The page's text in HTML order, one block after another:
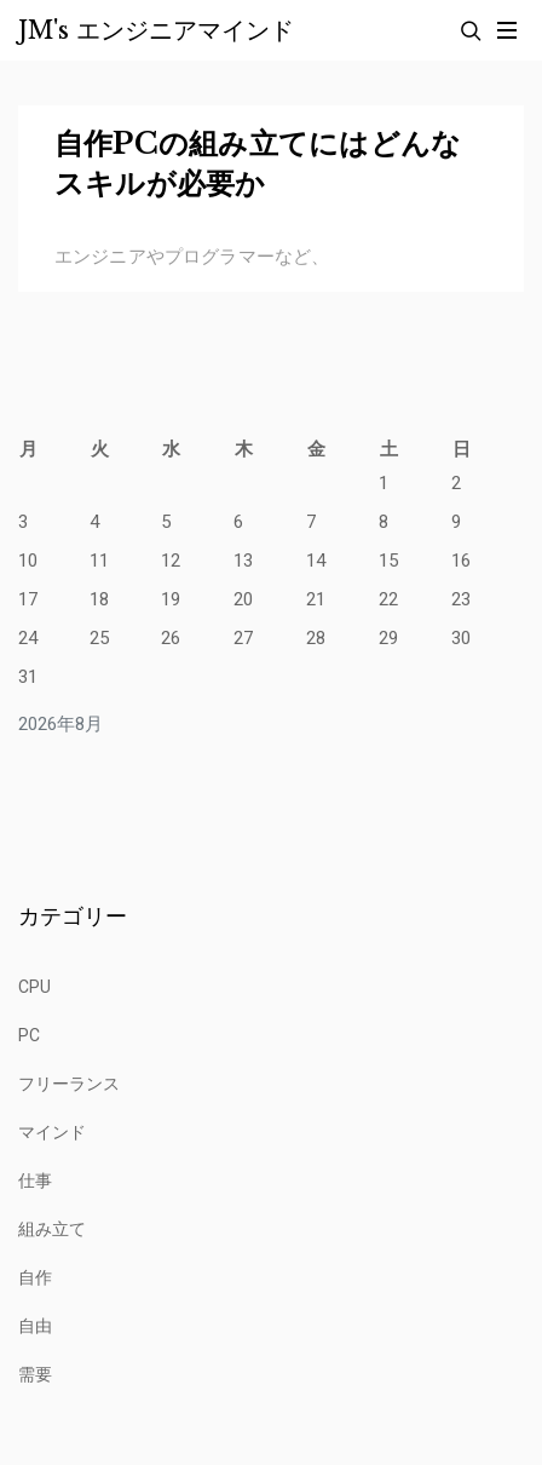
JM's エンジニアマインド
自作PCの組み立てにはどんな
スキルが必要か
エンジニアやプログラマーなど、
2026年8月
月 火 水 木 金 土
日
1
2
3
4 5 6 7 8
9
10
11 12 13 14 15
16
17
18 19 20 21 22
23
24
25 26 27 28 29
30
31
カテゴリー
CPU
PC
フリーランス
マインド
仕事
組み立て
自作
自由
需要